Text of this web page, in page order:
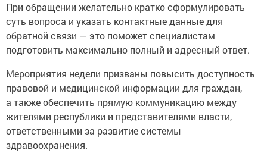
При обращении желательно кратко сформулировать
суть вопроса и указать контактные данные для
обратной связи — это поможет специалистам
подготовить максимально полный и адресный ответ.
Мероприятия недели призваны повысить доступность
правовой и медицинской информации для граждан,
а также обеспечить прямую коммуникацию между
жителями республики и представителями власти,
ответственными за развитие системы
здравоохранения.